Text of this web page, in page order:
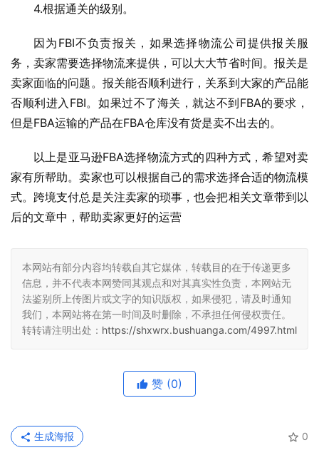
4.根据通关的级别。
因为FBI不负责报关，如果选择物流公司提供报关服
务，卖家需要选择物流来提供，可以大大节省时间。报关是
卖家面临的问题。报关能否顺利进行，关系到大家的产品能
否顺利进入FBI。如果过不了海关，就达不到FBA的要求，
但是FBA运输的产品在FBA仓库没有货是卖不出去的。
以上是亚马逊FBA选择物流方式的四种方式，希望对卖
家有所帮助。卖家也可以根据自己的需求选择合适的物流模
式。跨境支付总是关注卖家的琐事，也会把相关文章带到以
后的文章中，帮助卖家更好的运营
本网站有部分内容均转载自其它媒体，转载目的在于传递更多
信息，并不代表本网赞同其观点和对其真实性负责，本网站无
法鉴别所上传图片或文字的知识版权，如果侵犯，请及时通知
我们，本网站将在第一时间及时删除，不承担任何侵权责任。
转转请注明出处： https://shxwrx.bushuanga.com/4997.html
赞 (0)
0
生成海报